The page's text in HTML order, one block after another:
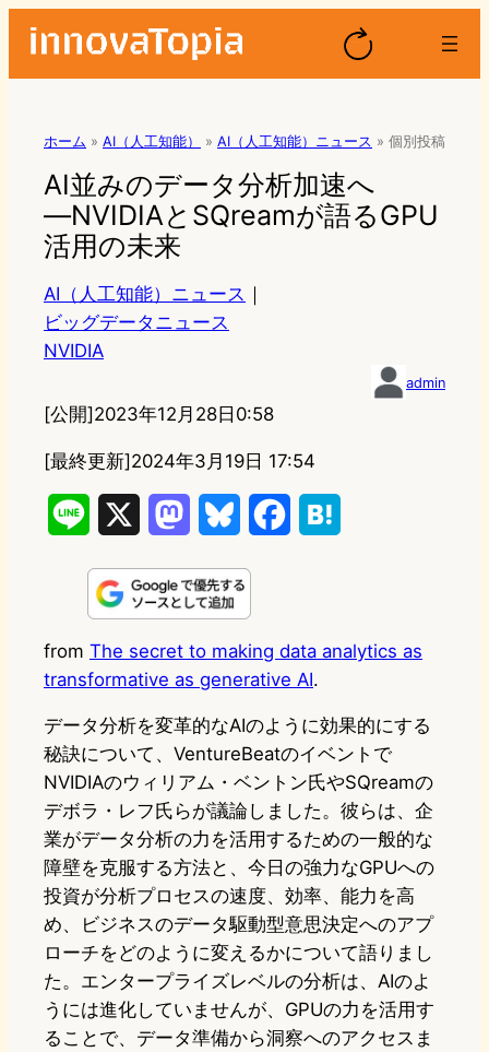
ホーム » AI（人工知能） » AI（人工知能）ニュース » 個別投稿
AI並みのデータ分析加速へ
―NVIDIAとSQreamが語るGPU
活用の未来
AI（人工知能）ニュース ｜
ビッグデータニュース
NVIDIA
admin
[公開]2023年12月28日0:58
[最終更新]2024年3月19日 17:54
n
e
s
o
d
o
n
u
e
s
k
y
b
o
o
k
a
from The secret to making data analytics as
transformative as generative AI.
データ分析を変革的なAIのように効果的にする
秘訣について、VentureBeatのイベントで
NVIDIAのウィリアム・ベントン氏やSQreamの
デボラ・レフ氏らが議論しました。彼らは、企
業がデータ分析の力を活用するための一般的な
障壁を克服する方法と、今日の強力なGPUへの
投資が分析プロセスの速度、効率、能力を高
め、ビジネスのデータ駆動型意思決定へのアプ
ローチをどのように変えるかについて語りまし
た。エンタープライズレベルの分析は、AIのよ
うには進化していませんが、GPUの力を活用す
ることで、データ準備から洞察へのアクセスま